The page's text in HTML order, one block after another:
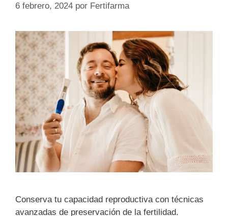
6 febrero, 2024 por Fertifarma
Conserva tu capacidad reproductiva con técnicas
avanzadas de preservación de la fertilidad.